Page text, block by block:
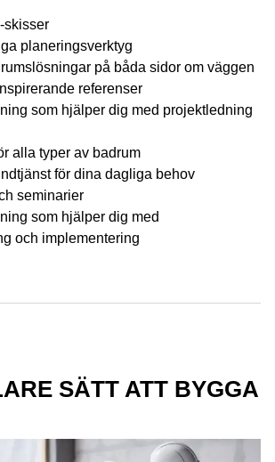
skisser
planeringsverktyg
på båda sidor om väggen
referenser
som hjälper dig med projektledning
alla typer av badrum
för dina dagliga behov
seminarier
som hjälper dig med
och implementering
SÄTT ATT BYGGA